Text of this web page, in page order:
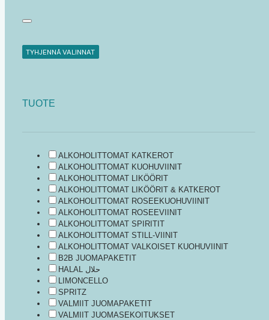
TYHJENNÄ VALINNAT
TUOTE
ALKOHOLITTOMAT KATKEROT
ALKOHOLITTOMAT KUOHUVIINIT
ALKOHOLITTOMAT LIKÖÖRIT
ALKOHOLITTOMAT LIKÖÖRIT & KATKEROT
ALKOHOLITTOMAT ROSEEKUOHUVIINIT
ALKOHOLITTOMAT ROSEEVIINIT
ALKOHOLITTOMAT SPIRITIT
ALKOHOLITTOMAT STILL-VIINIT
ALKOHOLITTOMAT VALKOISET KUOHUVIINIT
B2B JUOMAPAKETIT
HALAL حلال
LIMONCELLO
SPRITZ
VALMIIT JUOMAPAKETIT
VALMIIT JUOMASEKOITUKSET